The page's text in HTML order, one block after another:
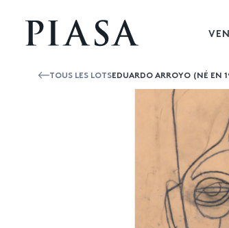
TOUS LES LOTSEDUARDO ARROYO (NÉ EN